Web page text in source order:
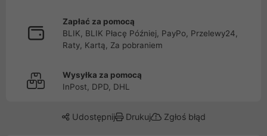
Zapłać za pomocą
BLIK, BLIK Płacę Później, PayPo, Przelewy24,
Raty, Kartą, Za pobraniem
Wysyłka za pomocą
InPost, DPD, DHL
Udostępnij Drukuj Zgłoś błąd